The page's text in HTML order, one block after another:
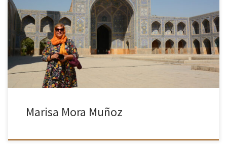
Mis comienzos en la fotografía fueron de la mano de mi marido,
gran aficionado a la fotografía; aprovechando nuestra gran afición
a viajar comencé en este arte, si bien carecía […]
Marisa Mora Muñoz